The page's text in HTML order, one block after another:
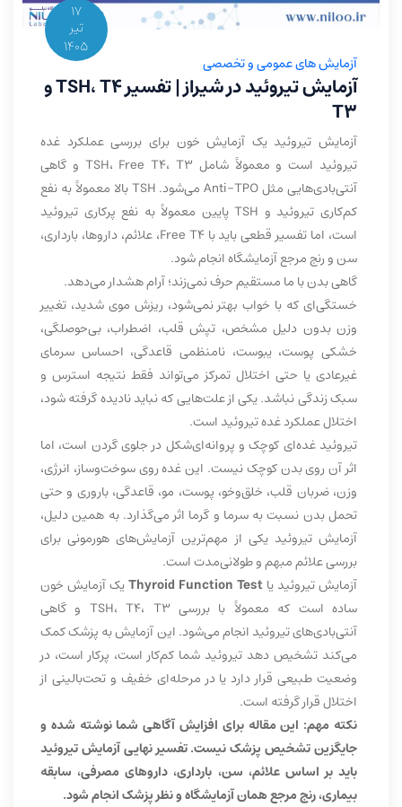
17
تیر
1405
آزمایش های عمومی و تخصصی
آزمایش تیروئید در شیراز | تفسیر TSH، T4 و
T3
آزمایش تیروئید یک آزمایش خون برای بررسی عملکرد غده
تیروئید است و معمولاً شامل TSH، Free T4، T3 و گاهی
آنتی‌بادی‌هایی مثل Anti-TPO می‌شود. TSH بالا معمولاً به نفع
کم‌کاری تیروئید و TSH پایین معمولاً به نفع پرکاری تیروئید
است، اما تفسیر قطعی باید با Free T4، علائم، داروها، بارداری،
سن و رنج مرجع آزمایشگاه انجام شود.
گاهی بدن با ما مستقیم حرف نمی‌زند؛ آرام هشدار می‌دهد.
خستگی‌ای که با خواب بهتر نمی‌شود، ریزش موی شدید، تغییر
وزن بدون دلیل مشخص، تپش قلب، اضطراب، بی‌حوصلگی،
خشکی پوست، یبوست، نامنظمی قاعدگی، احساس سرمای
غیرعادی یا حتی اختلال تمرکز می‌تواند فقط نتیجه استرس و
سبک زندگی نباشد. یکی از علت‌هایی که نباید نادیده گرفته شود،
اختلال عملکرد غده تیروئید است.
تیروئید غده‌ای کوچک و پروانه‌ای‌شکل در جلوی گردن است، اما
اثر آن روی بدن کوچک نیست. این غده روی سوخت‌وساز، انرژی،
وزن، ضربان قلب، خلق‌وخو، پوست، مو، قاعدگی، باروری و حتی
تحمل بدن نسبت به سرما و گرما اثر می‌گذارد. به همین دلیل،
آزمایش تیروئید یکی از مهم‌ترین آزمایش‌های هورمونی برای
بررسی علائم مبهم و طولانی‌مدت است.
آزمایش تیروئید یا Thyroid Function Testیک آزمایش خون
ساده است که معمولاً با بررسی TSH، T4، T3 و گاهی
آنتی‌بادی‌های تیروئید انجام می‌شود. این آزمایش به پزشک کمک
می‌کند تشخیص دهد تیروئید شما کم‌کار است، پرکار است، در
وضعیت طبیعی قرار دارد یا در مرحله‌ای خفیف و تحت‌بالینی از
اختلال قرار گرفته است.
نکته مهم: این مقاله برای افزایش آگاهی شما نوشته شده و
جایگزین تشخیص پزشک نیست. تفسیر نهایی آزمایش تیروئید
باید بر اساس علائم، سن، بارداری، داروهای مصرفی، سابقه
بیماری، رنج مرجع همان آزمایشگاه و نظر پزشک انجام شود.